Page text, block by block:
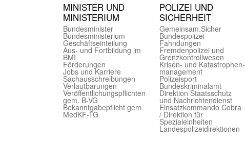
MINISTER UND
MINIST­ERIUM
Bundes­minister
Bundes­ministerium
Geschäfts­einteilung
Aus- und Fortbildung im
BMI
Förderungen
Jobs und Karriere
Sachaus­schreibungen
Verlautbarungen
Veröffentlichungspflichten
gem. B-VG
Bekanntgabepflicht gem.
MedKF-TG
POLIZEI UND
SICHER­HEIT
Gemein­sam.Sicher
Bundes­polizei
Fahndungen
Fremdenpolizei und
Grenzkontrollwesen
Krisen- und Katastrophen­
management
Polizeisport
Bundes­kriminal­amt
Direktion Staats­schutz
und Nach­richten­dienst
Einsatz­kommando Cobra
/ Direktion für
Spezialeinheiten
Landes­polizei­direk­tionen